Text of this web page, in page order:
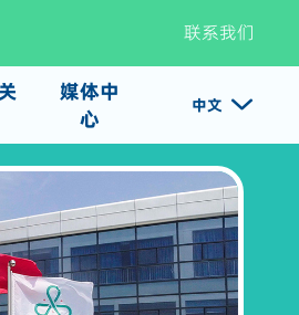
联系我们
媒体中
心
中文 